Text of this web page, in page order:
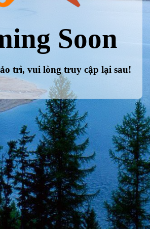
Soon
trì, vui lòng truy cập lại sau!